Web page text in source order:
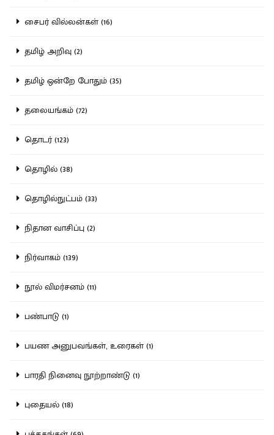
சைபர் வில்லன்கள் (16)
தமிழ் அறிவு (2)
தமிழ் ஒன்றே போதும் (35)
தலையங்கம் (72)
தொடர் (123)
தொழில் (38)
தொழில்நுட்பம் (33)
நிதான வாசிப்பு (2)
நிர்வாகம் (139)
நூல் விமர்சனம் (11)
பண்பாடு (1)
பயண அனுபவங்கள், உரைகள் (1)
பாரதி நினைவு நூற்றாண்டு (1)
புதையல் (18)